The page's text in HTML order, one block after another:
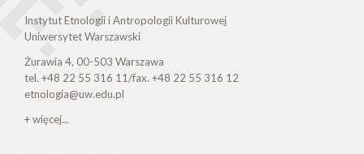
Instytut Etnologii i Antropologii Kulturowej
Uniwersytet Warszawski
Żurawia 4, 00-503 Warszawa
tel. +48 22 55 316 11/fax. +48 22 55 316 12
etnologia@uw.edu.pl
+ więcej...